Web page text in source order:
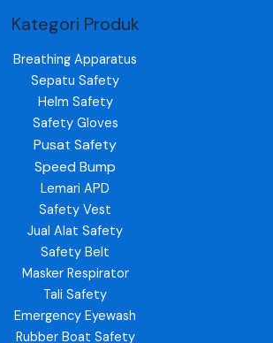
Kategori Produk
Breathing Apparatus
Sepatu Safety
Helm Safety
Safety Gloves
Pusat Safety
Speed Bump
Lemari APD
Safety Vest
Jual Alat Safety
Safety Belt
Masker Respirator
Tali Safety
Emergency Eyewash
Rubber Boat Safety